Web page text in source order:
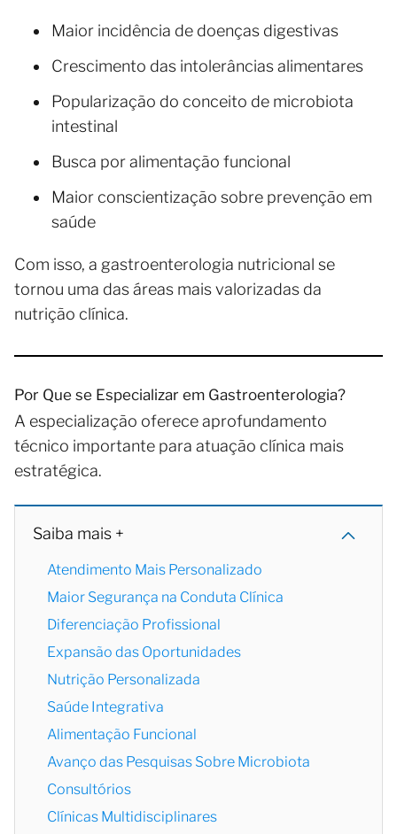
Maior incidência de doenças digestivas
Crescimento das intolerâncias alimentares
Popularização do conceito de microbiota
intestinal
Busca por alimentação funcional
Maior conscientização sobre prevenção em
saúde
Com isso, a gastroenterologia nutricional se
tornou uma das áreas mais valorizadas da
nutrição clínica.
Por Que se Especializar em Gastroenterologia?
A especialização oferece aprofundamento
técnico importante para atuação clínica mais
estratégica.
Saiba mais +
Atendimento Mais Personalizado
Maior Segurança na Conduta Clínica
Diferenciação Profissional
Expansão das Oportunidades
Nutrição Personalizada
Saúde Integrativa
Alimentação Funcional
Avanço das Pesquisas Sobre Microbiota
Consultórios
Clínicas Multidisciplinares